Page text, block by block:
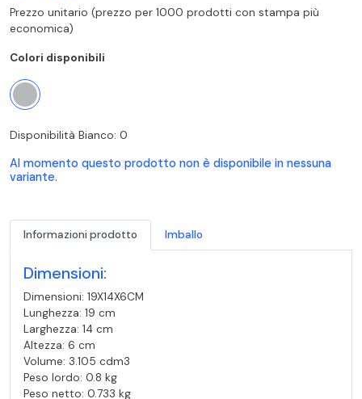
Prezzo unitario (prezzo per 1000 prodotti con stampa più
economica)
Colori disponibili
Disponibilità Bianco: 0
Al momento questo prodotto non è disponibile in nessuna
variante.
Informazioni prodotto Imballo
Dimensioni:
Dimensioni: 19X14X6CM
Lunghezza: 19 cm
Larghezza: 14 cm
Altezza: 6 cm
Volume: 3.105 cdm3
Peso lordo: 0.8 kg
Peso netto: 0.733 kg